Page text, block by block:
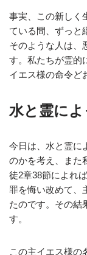
事実、この新しく
ている間、ずっと
そのような人は、
す。私たちが霊的
イエス様の命令ど
水と霊に
今日は、水と霊に
のかを考え、また
徒2章38節によれ
罪を悔い改めて、
たのです。その結
す。
この主イエス様の